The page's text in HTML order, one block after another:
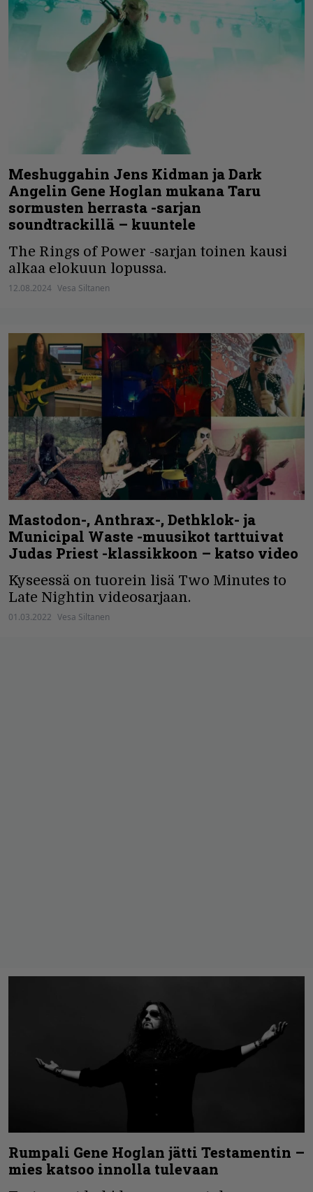
Meshuggahin Jens Kidman ja Dark
Angelin Gene Hoglan mukana Taru
sormusten herrasta -sarjan
soundtrackillä – kuuntele
The Rings of Power -sarjan toinen kausi
alkaa elokuun lopussa.
12.08.2024 Vesa Siltanen
Mastodon-, Anthrax-, Dethklok- ja
Municipal Waste -muusikot tarttuivat
Judas Priest -klassikkoon – katso video
Kyseessä on tuorein lisä Two Minutes to
Late Nightin videosarjaan.
01.03.2022 Vesa Siltanen
Rumpali Gene Hoglan jätti Testamentin –
mies katsoo innolla tulevaan